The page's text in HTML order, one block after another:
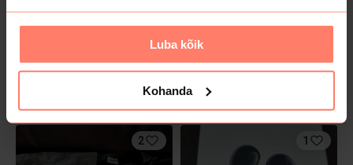
Luba kõik
Kohanda
MÜÜDUD MÜÜDUD
Tommy Hilfiger
2 1